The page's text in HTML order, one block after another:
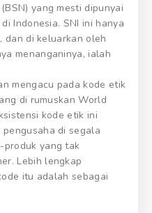
yang mesti dipunyai
Indonesia. SNI ini hanya
dan di keluarkan oleh
menanganinya, ialah
mengacu pada kode etik
di rumuskan World
kode etik ini
di segala
produk yang tak
Lebih lengkap
itu adalah sebagai